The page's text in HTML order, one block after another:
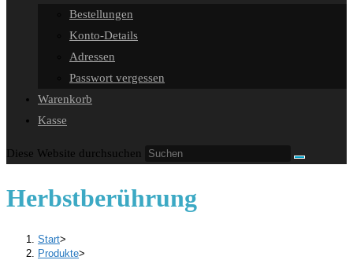
Bestellungen
Konto-Details
Adressen
Passwort vergessen
Warenkorb
Kasse
Diese Website durchsuchen
Herbstberührung
Start>
Produkte>